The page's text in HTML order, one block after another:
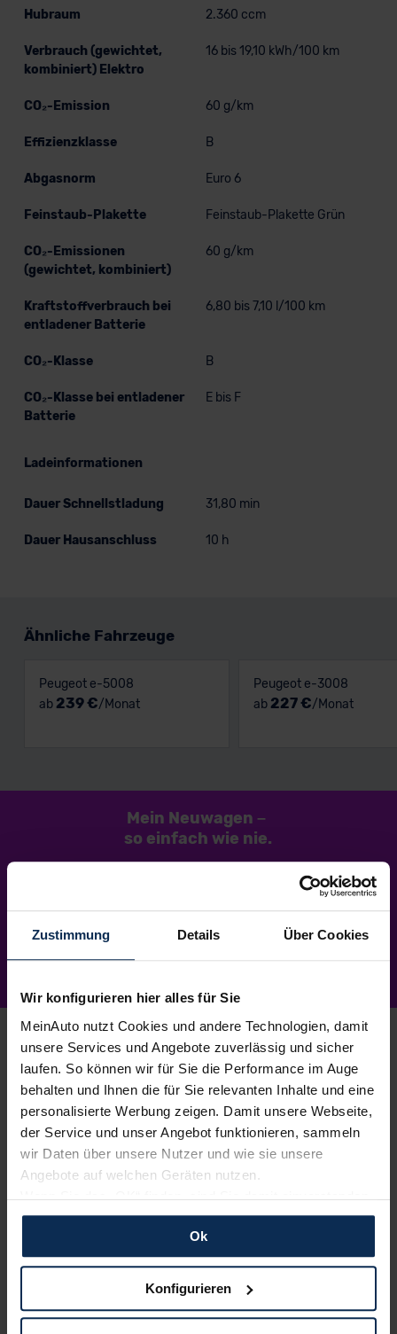
Zustimmung Details Über Cookies
Wir konfigurieren hier alles für Sie
MeinAuto nutzt Cookies und andere Technologien, damit
unsere Services und Angebote zuverlässig und sicher
laufen. So können wir für Sie die Performance im Auge
behalten und Ihnen die für Sie relevanten Inhalte und eine
personalisierte Werbung zeigen. Damit unsere Webseite,
der Service und unser Angebot funktionieren, sammeln
wir Daten über unsere Nutzer und wie sie unsere
Angebote auf welchen Geräten nutzen.
Wenn Sie das „OK“ finden, sind Sie damit einverstanden
und erlauben uns Cookies für unseren Service zu
verwenden und diese Daten an Dritte weiterzugeben,
etwa an unsere Marketingpartner. Falls Sie dem nicht
zustimmen möchten, beschränken wir uns auf die
dann nicht auf Sie zuschneiden und Sie somit nicht
Ok
Konfigurieren
Hubraum 2.360 ccm
Verbrauch (gewichtet,
kombiniert) Elektro
16 bis 19,10 kWh/100 km
CO₂-Emission 60 g/km
Effizienzklasse B
Abgasnorm Euro 6
Feinstaub-Plakette Feinstaub-Plakette Grün
CO₂-Emissionen
(gewichtet, kombiniert)
60 g/km
Kraftstoffverbrauch bei
entladener Batterie
6,80 bis 7,10 l/100 km
CO₂-Klasse B
CO₂-Klasse bei entladener
Batterie
E bis F
Ladeinformationen
Dauer Schnellstladung 31,80 min
Dauer Hausanschluss 10 h
Ähnliche Fahrzeuge
Peugeot e-5008
ab 239 €/Monat
Peugeot e-3008
ab 227 €/Monat
Mein Neuwagen –
so einfach wie nie.
1.Wunschauto aussuchen
Du wählst dein Lieblingsmodell – wir suchen es für
dich. Einfach, kostenlos und unverbindlich
garantiert zu Top-Preisen.
2.Bestes Angebot wählen
kompetenter Beratung undpersönlichem
Ansprechpartner. Alles klar? Bestelle deinen